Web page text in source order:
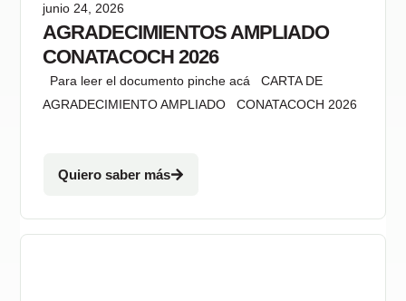
junio 24, 2026
AGRADECIMIENTOS AMPLIADO
CONATACOCH 2026
Para leer el documento pinche acá CARTA DE
AGRADECIMIENTO AMPLIADO CONATACOCH 2026
Quiero saber más